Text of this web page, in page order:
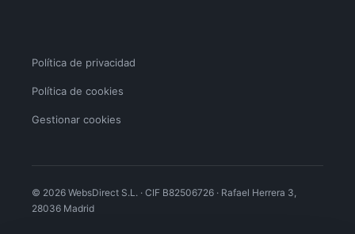
Política de privacidad
Política de cookies
Gestionar cookies
© 2026 WebsDirect S.L. · CIF B82506726 · Rafael Herrera 3,
28036 Madrid